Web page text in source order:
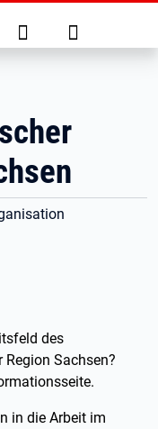
Suche Anmelden
des
Sachsen?
in die Arbeit im